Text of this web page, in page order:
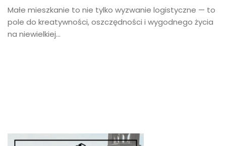
Małe mieszkanie to nie tylko wyzwanie logistyczne — to
pole do kreatywności, oszczędności i wygodnego życia
na niewielkiej...